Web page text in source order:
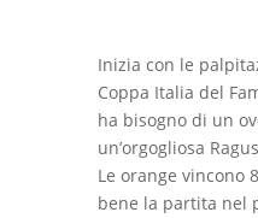
Inizia con le
Coppa Italia del
ha bisogno di un
un’orgogliosa
Le orange vincono
bene la partita nel